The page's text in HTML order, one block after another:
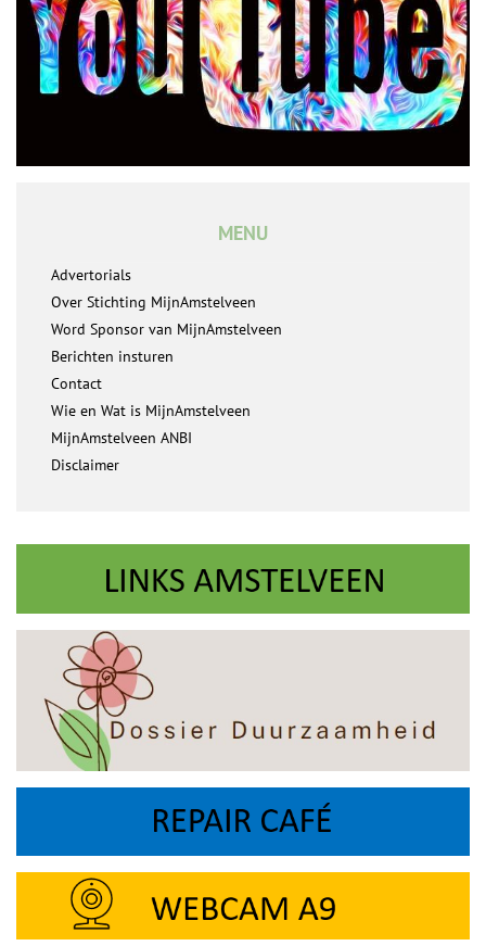
MENU
Advertorials
Over Stichting MijnAmstelveen
Word Sponsor van MijnAmstelveen
Berichten insturen
Contact
Wie en Wat is MijnAmstelveen
MijnAmstelveen ANBI
Disclaimer